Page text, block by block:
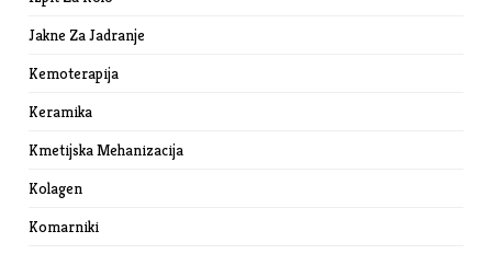
Jakne Za Jadranje
Kemoterapija
Keramika
Kmetijska Mehanizacija
Kolagen
Komarniki